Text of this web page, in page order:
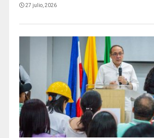
27 julio, 2026